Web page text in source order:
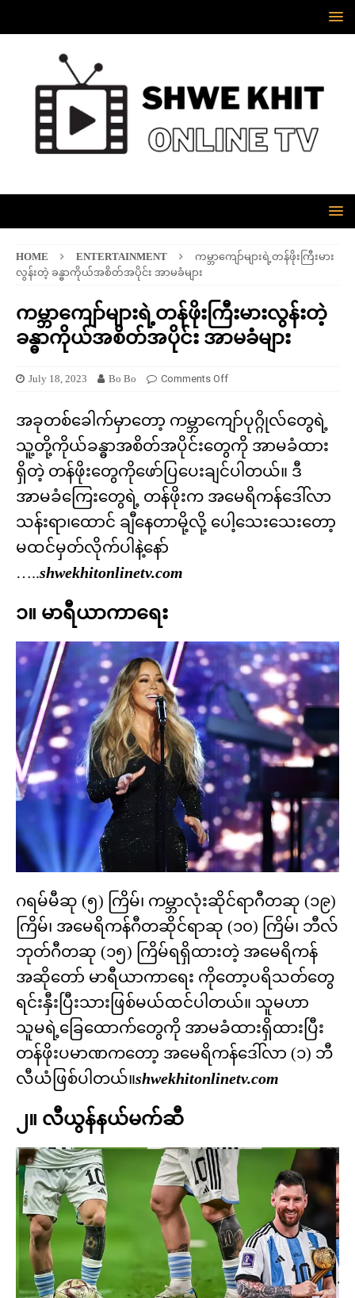
HOME ENTERTAINMENT
ကမ္ဘာကျော်များရဲ့တန်ဖိုးကြီးမား
လွန်းတဲ့ ခန္ဓာကိုယ်အစိတ်အပိုင်း အာမခံများ
ကမ္ဘာကျော်များရဲ့တန်ဖိုးကြီးမားလွန်းတဲ့
ခန္ဓာကိုယ်အစိတ်အပိုင်း အာမခံများ
July 18, 2023 Bo Bo Comments Off
အခုတစ်ခေါက်မှာတော့ ကမ္ဘာကျော်ပုဂ္ဂိုလ်တွေရဲ့
သူ့တို့ကိုယ်ခန္ဓာအစိတ်အပိုင်းတွေကို အာမခံထား
ရှိတဲ့ တန်ဖိုးတွေကိုဖော်ပြပေးချင်ပါတယ်။ ဒီ
အာမခံကြေးတွေရဲ့ တန်ဖိုးက အမေရိကန်ဒေါ်လာ
သန်းရာ၊ထောင် ချီနေတာမို့လို့ ပေါ့သေးသေးတော့
မထင်မှတ်လိုက်ပါနဲ့နော်
…..shwekhitonlinetv.com
၁။ မာရီယာကာရေး
ဂရမ်မီဆု (၅) ကြိမ်၊ ကမ္ဘာလုံးဆိုင်ရာဂီတဆု (၁၉)
ကြိမ်၊ အမေရိကန်ဂီတဆိုင်ရာဆု (၁၀) ကြိမ်၊ ဘီလ်
ဘုတ်ဂီတဆု (၁၅) ကြိမ်ရရှိထားတဲ့ အမေရိကန်
အဆိုတော် မာရီယာကာရေး ကိုတော့ပရိသတ်တွေ
ရင်းနှီးပြီးသားဖြစ်မယ်ထင်ပါတယ်။ သူမဟာ
သူမရဲ့ခြေထောက်တွေကို အာမခံထားရှိထားပြီး
တန်ဖိုးပမာဏကတော့ အမေရိကန်ဒေါ်လာ (၁) ဘီ
လီယံဖြစ်ပါတယ်။shwekhitonlinetv.com
၂။ လီယွန်နယ်မက်ဆီ